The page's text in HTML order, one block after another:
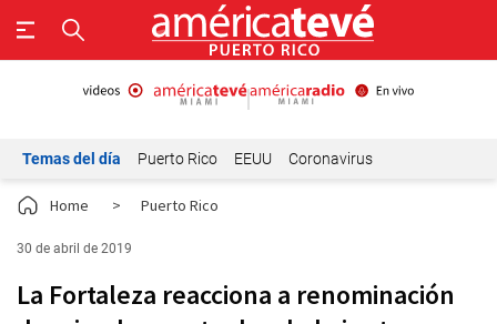
Temas del día Puerto Rico EEUU Coronavirus
Home > Puerto Rico
30 de abril de 2019
La Fortaleza reacciona a renominación